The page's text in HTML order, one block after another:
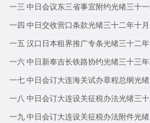
一三 中日会议东三省事宜附约光绪三十
一四 中日交收营口条款光绪三十二年十月
一五 汉口日本租界推广专条光绪三十二
一六 中日新奉吉长铁路协约光绪三十三年
一七 中日会订大连海关试办章程总纲光
一八 中日会订大连设关征税办法光绪三
一九 中日会订大连设关征税办法附件光